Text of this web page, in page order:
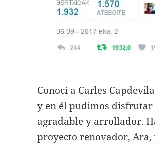
Conocí a Carles
y en él pudimos
agradable y arrollador.
proyecto renovador, Ara,